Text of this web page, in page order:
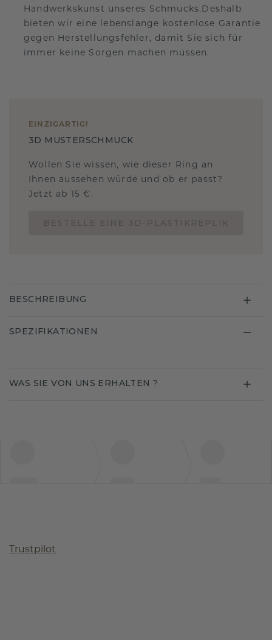
Handwerkskunst unseres Schmucks.Deshalb
bieten wir eine lebenslange kostenlose Garantie
gegen Herstellungsfehler, damit Sie sich für
immer keine Sorgen machen müssen.
EINZIGARTIG !
3D MUSTERSCHMUCK
Wollen Sie wissen, wie dieser Ring an
Ihnen aussehen würde und ob er passt?
Jetzt ab 15 €.
BESCHREIBUNG
SPEZIFIKATIONEN
WAS SIE VON UNS ERHALTEN ?
Trustpilot